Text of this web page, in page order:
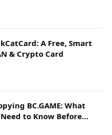
A Free, Smart
& Crypto Card
BC.GAME: What
to Know Before